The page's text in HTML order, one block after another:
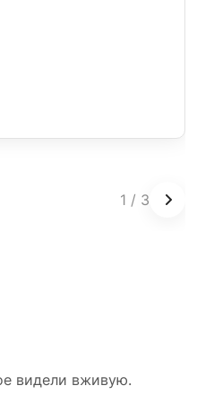
1 / 3
видели вживую.